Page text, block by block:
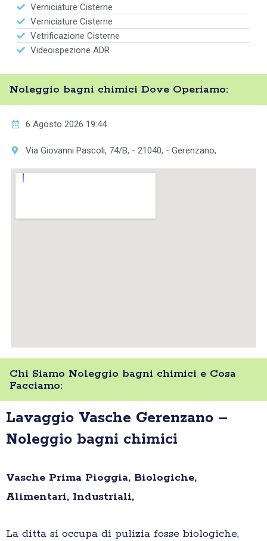
Verniciature Cisterne
Verniciature Cisterne
Vetrificazione Cisterne
Videoispezione ADR
Noleggio bagni chimici Dove Operiamo:
6 Agosto 2026 19:44
Via Giovanni Pascoli, 74/B, - 21040, - Gerenzano,
Chi Siamo Noleggio bagni chimici e Cosa
Facciamo:
Lavaggio Vasche Gerenzano –
Noleggio bagni chimici
Vasche Prima Pioggia, Biologiche,
Alimentari, Industriali,
La ditta si occupa di pulizia fosse biologiche,